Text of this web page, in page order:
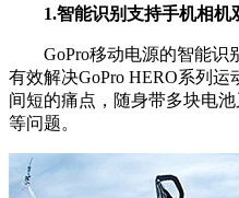
1.智能识别支持手机相机
GoPro移动电源的智能识
有效解决GoPro HERO系列
间短的痛点，随身带多块电
等问题。